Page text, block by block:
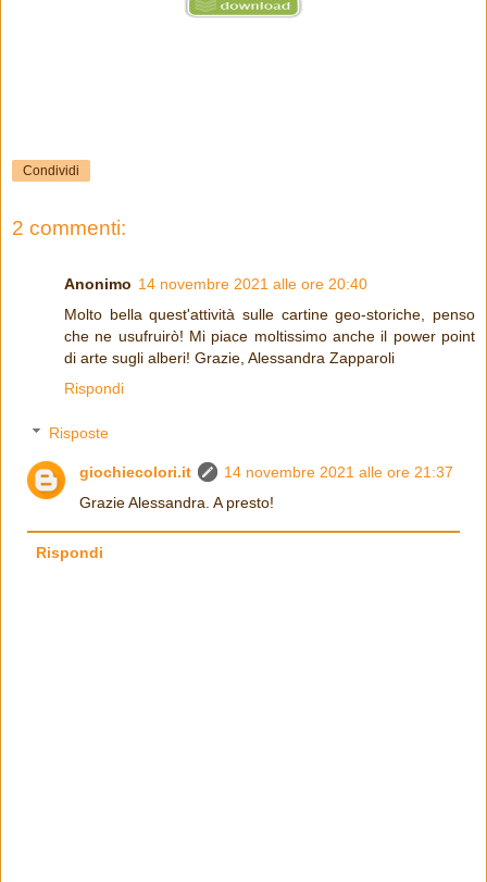
Condividi
2 commenti:
Anonimo 14 novembre 2021 alle ore 20:40
Molto bella quest'attività sulle cartine geo-storiche, penso
che ne usufruirò! Mi piace moltissimo anche il power point
di arte sugli alberi! Grazie, Alessandra Zapparoli
Rispondi
Risposte
giochiecolori.it
14 novembre 2021 alle ore 21:37
Grazie Alessandra. A presto!
Rispondi